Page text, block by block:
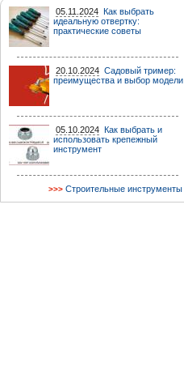
05.11.2024 Как выбрать
идеальную отвертку:
практические советы
20.10.2024 Садовый тример:
преимущества и выбор модели
05.10.2024 Как выбрать и
использовать крепежный
инструмент
Строительные инструменты